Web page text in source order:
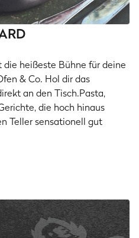
heißeste Bühne für deine
& Co. Hol dir das
an den Tisch.Pasta,
die hoch hinaus
Teller sensationell gut